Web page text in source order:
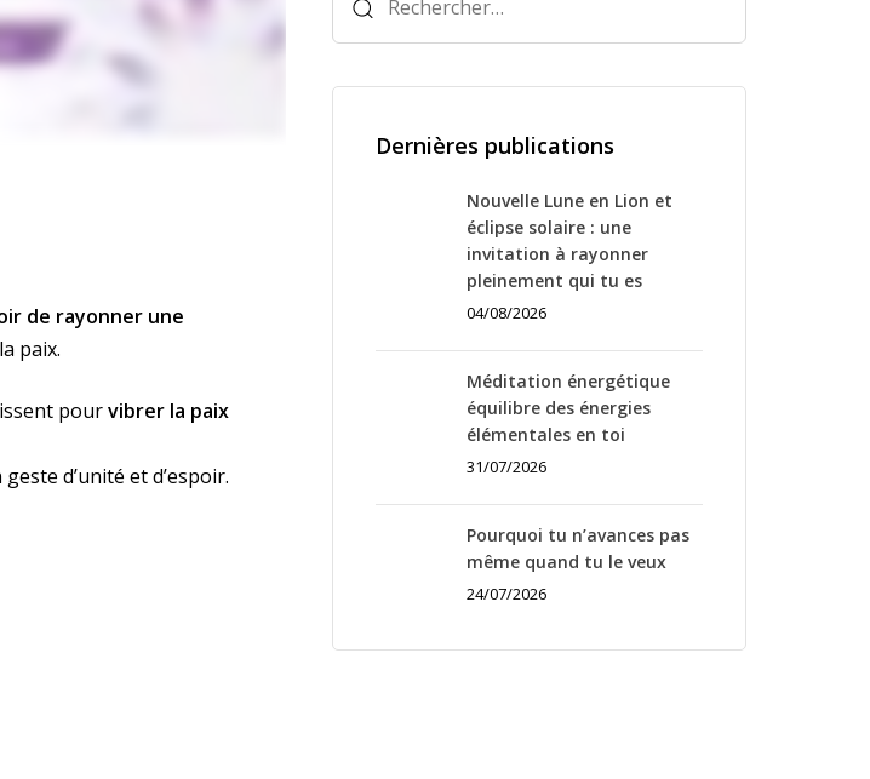
de rayonner une
paix.
pourvibrer la paix
geste d’unité et d’espoir.
Dernières publications
Nouvelle Lune en Lion et
éclipse solaire : une
invitation à rayonner
pleinement qui tu es
04/08/2026
Méditation énergétique
équilibre des énergies
élémentales en toi
31/07/2026
Pourquoi tu n’avances pas
même quand tu le veux
24/07/2026